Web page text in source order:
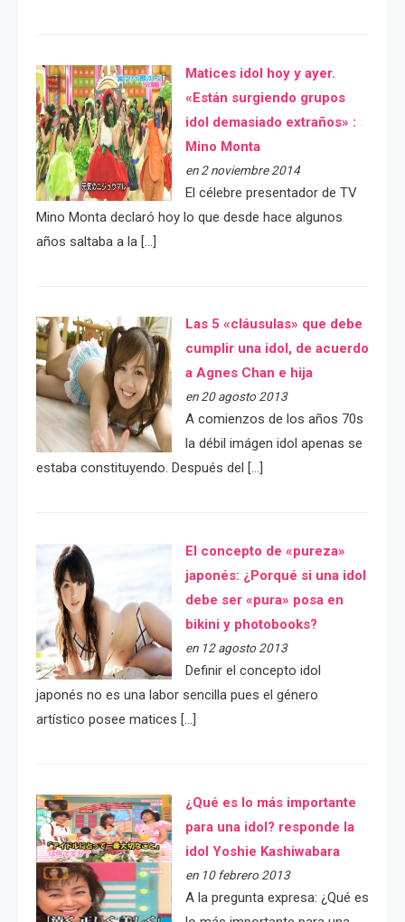
Matices idol hoy y ayer.
«Están surgiendo grupos
idol demasiado extraños» :
Mino Monta
en 2 noviembre 2014
El célebre presentador de TV
Mino Monta declaró hoy lo que desde hace algunos
años saltaba a la […]
Las 5 «cláusulas» que debe
cumplir una idol, de acuerdo
a Agnes Chan e hija
en 20 agosto 2013
A comienzos de los años 70s
la débil imágen idol apenas se
estaba constituyendo. Después del […]
El concepto de «pureza»
japonés: ¿Porqué si una idol
debe ser «pura» posa en
bikini y photobooks?
en 12 agosto 2013
Definir el concepto idol
japonés no es una labor sencilla pues el género
artístico posee matices […]
¿Qué es lo más importante
para una idol? responde la
idol Yoshie Kashiwabara
en 10 febrero 2013
A la pregunta expresa: ¿Qué es